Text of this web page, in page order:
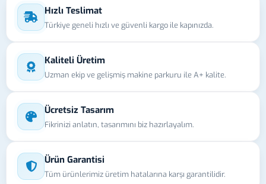
Hızlı Teslimat
Türkiye geneli hızlı ve güvenli kargo ile kapınızda.
Kaliteli Üretim
Uzman ekip ve gelişmiş makine parkuru ile A+ kalite.
Ücretsiz Tasarım
Fikrinizi anlatın, tasarımını biz hazırlayalım.
Ürün Garantisi
Tüm ürünlerimiz üretim hatalarına karşı garantilidir.